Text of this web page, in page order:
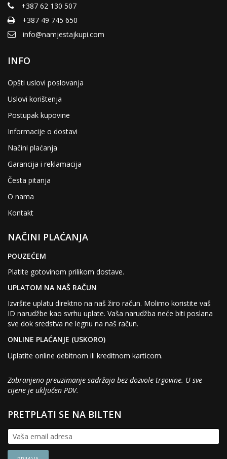
+387 62 130 507
+387 49 745 650
info@namjestajkupi.com
INFO
Opšti uslovi poslovanja
Uslovi korištenja
Postupak kupovine
Informacije o dostavi
Načini plaćanja
Garancija i reklamacija
Česta pitanja
O nama
Kontakt
NAČINI PLAĆANJA
POUZEĆEM
Platite gotovinom prilikom dostave.
UPLATOM NA NAŠ RAČUN
Izvršite uplatu direktno na naš žiro račun. Molimo koristite vaš
ID narudžbe kao svrhu uplate. Vaša narudžba neće biti poslana
sve dok sredstva ne legnu na naš račun.
ONLINE PLAĆANJE (USKORO)
Uplatite online debitnom ili kreditnom karticom.
Zabranjeno preuzimanje sadržaja bez dozvole trgovine. U sve
cijene je uključen PDV.
PRETPLATI SE NA BILTEN